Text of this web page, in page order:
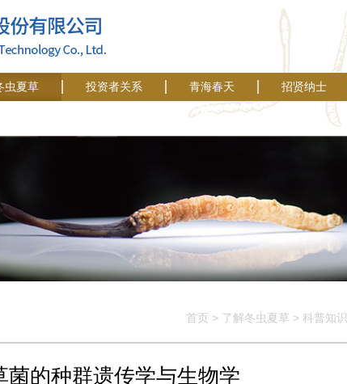
虫夏草 投资者关系 青海春天 招贤纳士
首页 > 了解冬虫夏草 > 科普知识
菌的种群遗传学与生物学